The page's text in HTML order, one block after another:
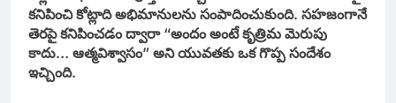
కనిపించి కోట్లాది అభిమానులను సంపాదించుకుంది. సహజంగానే
తెరపై కనిపించడం ద్వారా “అందం అంటే కృత్రిమ మెరుపు
కాదు… ఆత్మవిశ్వాసం” అని యువతకు ఒక గొప్ప సందేశం
ఇచ్చింది.